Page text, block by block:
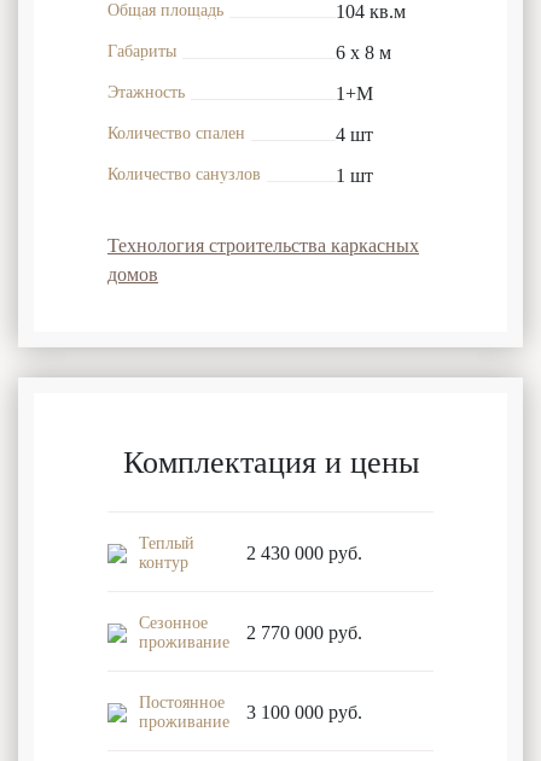
Общая площадь 104 кв.м
Габариты 6 x 8 м
Этажность 1+М
Количество спален 4 шт
Количество санузлов 1 шт
Технология строительства каркасных
домов
Комплектация и цены
Теплый
контур
2 430 000руб.
Сезонное
проживание
2 770 000руб.
Постоянное
проживание
3 100 000руб.